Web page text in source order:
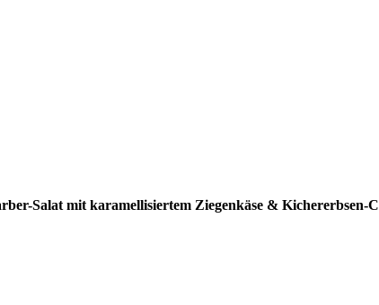
Salat mit karamellisiertem Ziegenkäse & Kichererbsen-